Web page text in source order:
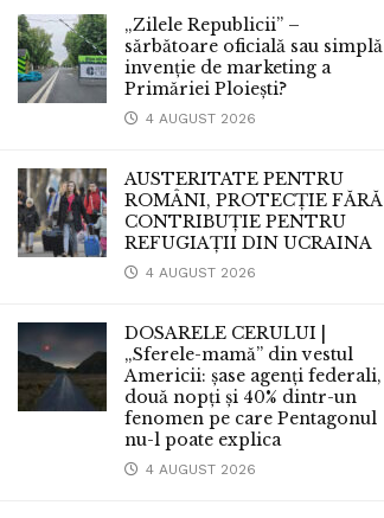
„Zilele Republicii” –
sărbătoare oficială sau simplă
invenție de marketing a
Primăriei Ploiești?
4 AUGUST 2026
AUSTERITATE PENTRU
ROMÂNI, PROTECȚIE FĂRĂ
CONTRIBUȚIE PENTRU
REFUGIAȚII DIN UCRAINA
4 AUGUST 2026
DOSARELE CERULUI |
„Sferele-mamă” din vestul
Americii: șase agenți federali,
două nopți și 40% dintr-un
fenomen pe care Pentagonul
nu-l poate explica
4 AUGUST 2026